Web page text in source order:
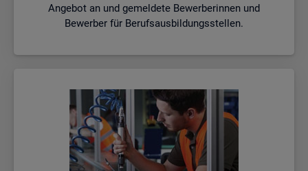
Angebot an und gemeldete Bewerberinnen und
Bewerber für Berufsausbildungsstellen.